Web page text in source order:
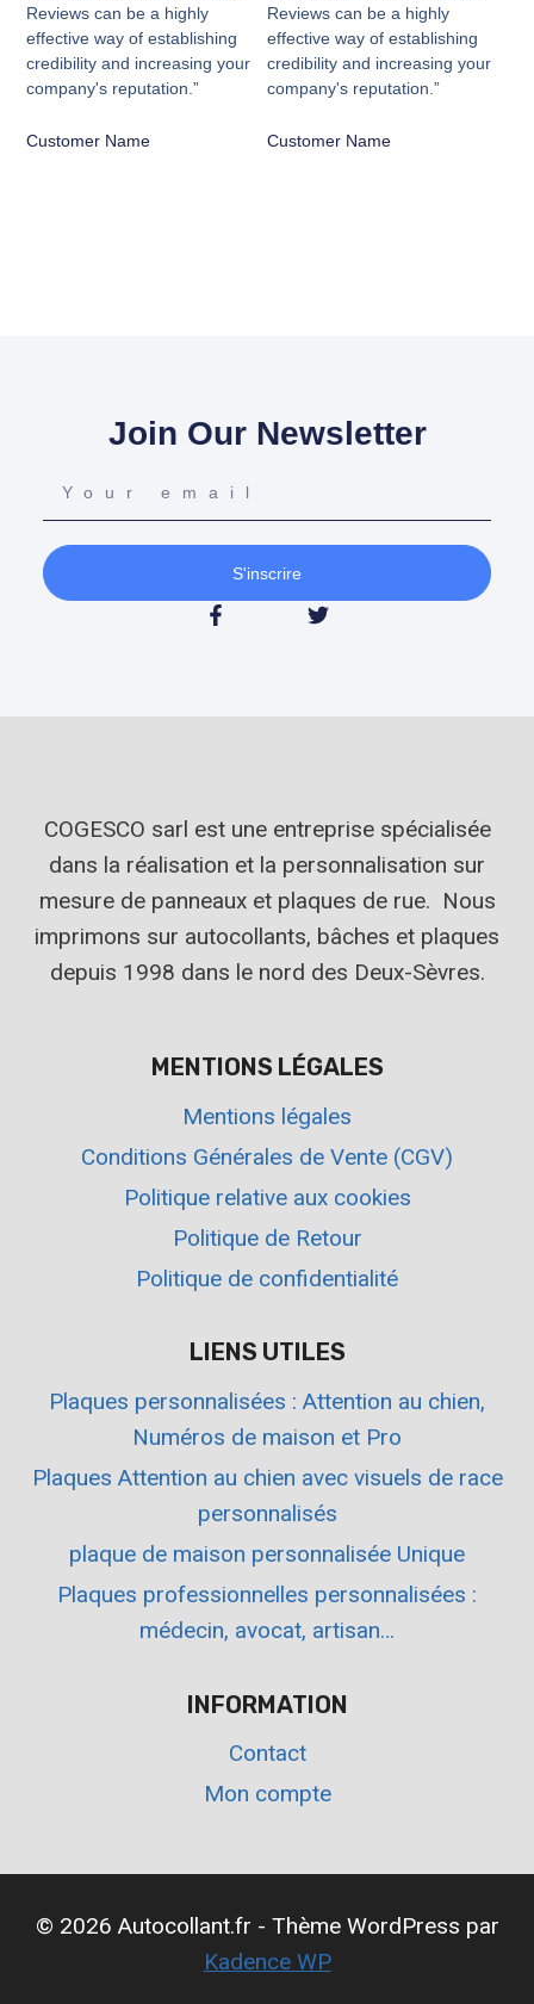
Reviews can be a highly
effective way of establishing
credibility and increasing your
company's reputation.”
Customer Name
Reviews can be a highly
effective way of establishing
credibility and increasing your
company's reputation.”
Customer Name
Join Our Newsletter
S'inscrire
COGESCO sarl est une entreprise spécialisée
dans la réalisation et la personnalisation sur
mesure de panneaux et plaques de rue. Nous
imprimons sur autocollants, bâches et plaques
depuis 1998 dans le nord des Deux-Sèvres.
MENTIONS LÉGALES
Mentions légales
Conditions Générales de Vente (CGV)
Politique relative aux cookies
Politique de Retour
Politique de confidentialité
LIENS UTILES
Plaques personnalisées : Attention au chien,
Numéros de maison et Pro
Plaques Attention au chien avec visuels de race
personnalisés
plaque de maison personnalisée Unique
Plaques professionnelles personnalisées :
médecin, avocat, artisan…
INFORMATION
Contact
Mon compte
© 2026 Autocollant.fr - Thème WordPress par
Kadence WP